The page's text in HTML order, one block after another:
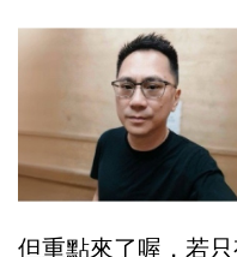
但重點來了喔，若